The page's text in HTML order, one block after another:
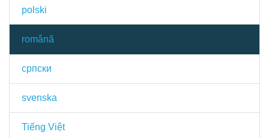
polski
română
српски
svenska
Tiếng Việt